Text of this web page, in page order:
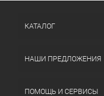
КАТАЛОГ
НАШИ ПРЕДЛОЖЕНИЯ
ПОМОЩЬ И СЕРВИСЫ